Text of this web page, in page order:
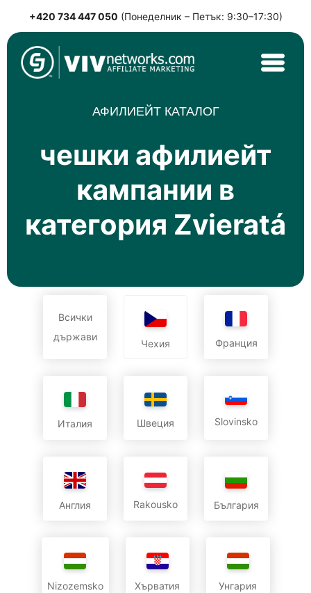
Skip
to
content
+420 734 447 050 (Понеделник – Петък: 9:30–17:30)
VIVnetworks.com
Nejvýkonnější affiliate síť v CEE
АФИЛИЕЙТ КАТАЛОГ
чешки афилиейт
кампании в
категория Zvieratá
Всички
държави
Чехия Франция
Италия Швеция Slovinsko
Англия Rakousko България
Nizozemsko Хърватия Унгария